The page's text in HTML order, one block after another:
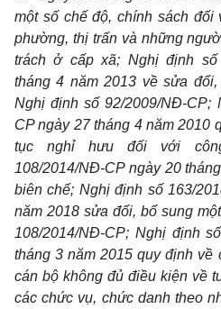
một số chế độ, chính sách đối
phường, thị trấn và những
trách ở cấp xã; Nghị định số
tháng 4 năm 2013 về sửa
Nghị định số 92/2009/NĐ-CP;
CP ngày 27 tháng 4 năm 2010
tục nghỉ hưu đối với
108/2014/NĐ-CP ngày 20
biên chế; Nghị định số 163/
năm 2018 sửa đổi, bổ sung
108/2014/NĐ-CP; Nghị định
tháng 3 năm 2015 quy định
cán bộ không đủ điều kiện về
các chức vụ, chức danh theo